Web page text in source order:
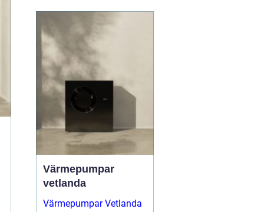
förenkla sin
vardagstelefoni. Genom
tjänste...
Värmepumpar
vetlanda
Värmepumpar Vetlanda